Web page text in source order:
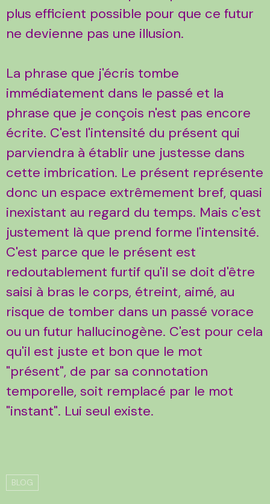
plus efficient possible pour que ce futur
ne devienne pas une illusion.
La phrase que j'écris tombe
immédiatement dans le passé et la
phrase que je conçois n'est pas encore
écrite. C'est l'intensité du présent qui
parviendra à établir une justesse dans
cette imbrication. Le présent représente
donc un espace extrêmement bref, quasi
inexistant au regard du temps. Mais c'est
justement là que prend forme l'intensité.
C'est parce que le présent est
redoutablement furtif qu'il se doit d'être
saisi à bras le corps, étreint, aimé, au
risque de tomber dans un passé vorace
ou un futur hallucinogène. C'est pour cela
qu'il est juste et bon que le mot
"présent", de par sa connotation
temporelle, soit remplacé par le mot
"instant". Lui seul existe.
BLOG